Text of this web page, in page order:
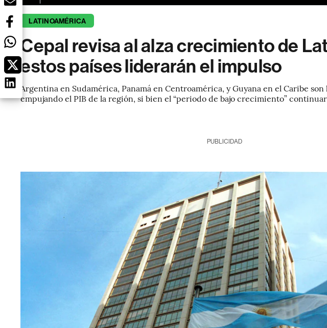
LATINOAMÉRICA
Cepal revisa al alza crecimiento de
estos países liderarán el impulso
Argentina en Sudamérica, Panamá en Centroamérica, y Guyana en el Caribe son
empujando el PIB de la región, si bien el “periodo de bajo crecimiento”
PUBLICIDAD